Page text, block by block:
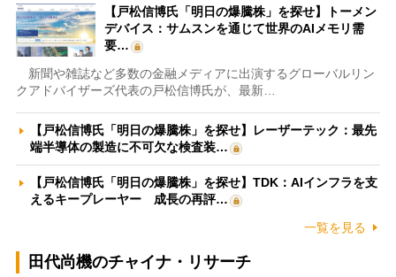
【戸松信博氏「明日の爆騰株」を探せ】トーメン
デバイス：サムスンを通じて世界のAIメモリ需
要…
新聞や雑誌など多数の金融メディアに出演するグローバルリン
クアドバイザーズ代表の戸松信博氏が、最新…
【戸松信博氏「明日の爆騰株」を探せ】レーザーテック：最先
端半導体の製造に不可欠な検査装…
【戸松信博氏「明日の爆騰株」を探せ】TDK：AIインフラを支
えるキープレーヤー 成長の再評…
一覧を見る
田代尚機のチャイナ・リサーチ